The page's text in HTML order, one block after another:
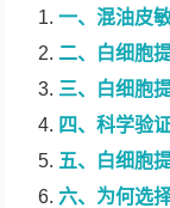
一、混油皮
二、白细胞
三、白细胞
四、科学验
五、白细胞
六、为何选